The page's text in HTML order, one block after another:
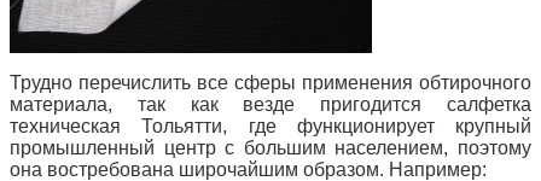
Трудно перечислить все сферы применения обтирочного
материала, так как везде пригодится салфетка
техническая Тольятти, где функционирует крупный
промышленный центр с большим населением, поэтому
она востребована широчайшим образом. Например: